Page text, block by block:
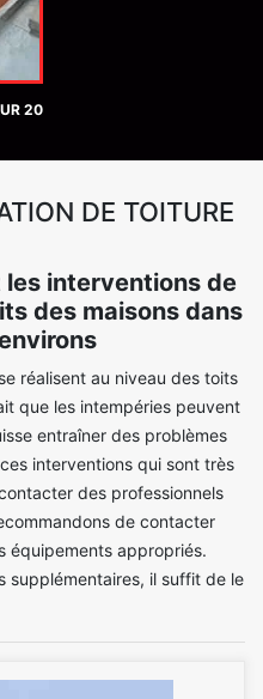
20
DE TOITURE
les interventions de
des maisons dans
réalisent au niveau des toits
que les intempéries peuvent
entraîner des problèmes
interventions qui sont très
des professionnels
de contacter
équipements appropriés.
supplémentaires, il suffit de le